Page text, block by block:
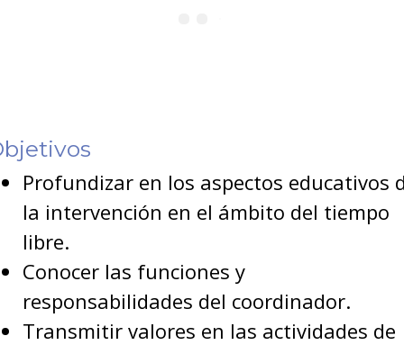
Profundizar en los aspectos educativos
la intervención en el ámbito del tiempo
libre.
Conocer las funciones y
responsabilidades del coordinador.
Transmitir valores en las actividades de